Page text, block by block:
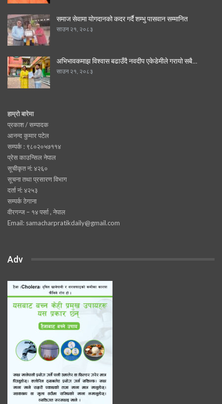
समाज सेवामा योगदानको कदर गर्दै शम्भु पासवान सम्मानित
साउन २१, २०८३
अभिभावकमाझ विश्वास बढाउँदै नवदीप एकेडेमीले गरायो सबै…
साउन २१, २०८३
हाम्रो बारेमा
प्रकाश / सम्पादक
आनन्द कुमार पटेल
सम्पर्क : ९८०२०५७११४
प्रेस काउन्सिल नेपाल
सूचीकृत नं: ४२६०
सूचना तथा प्रसारण विभाग
दर्ता नं: ४२५३
सम्पर्क ठेगाना
वीरगन्ज – १४ पर्सा , नेपाल
Email: samacharpratikdaily@gmail.com
Adv